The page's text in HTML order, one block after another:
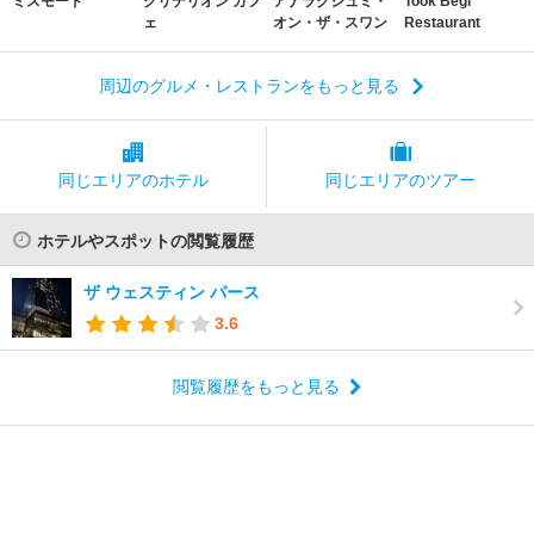
ェ
オン・ザ・スワン
Restaurant
周辺のグルメ・レストランをもっと見る
同じエリアのホテル 同じエリアのツアー
ホテルやスポットの閲覧履歴
ザ ウェスティン パース
3.6
閲覧履歴をもっと見る